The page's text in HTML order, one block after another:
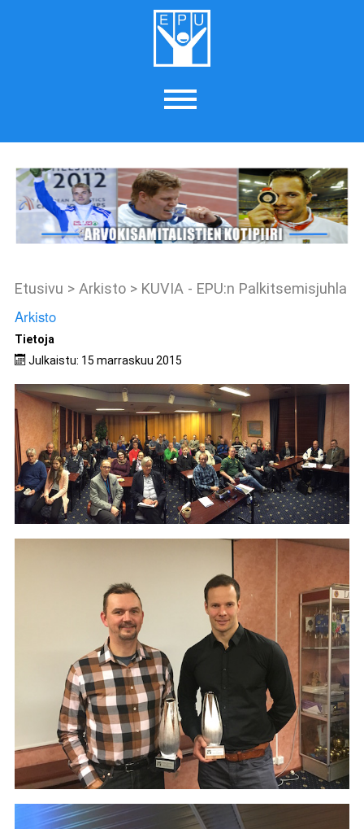
Etusivu > Arkisto > KUVIA - EPU:n Palkitsemisjuhla
Arkisto
Tietoja
Julkaistu: 15 marraskuu 2015